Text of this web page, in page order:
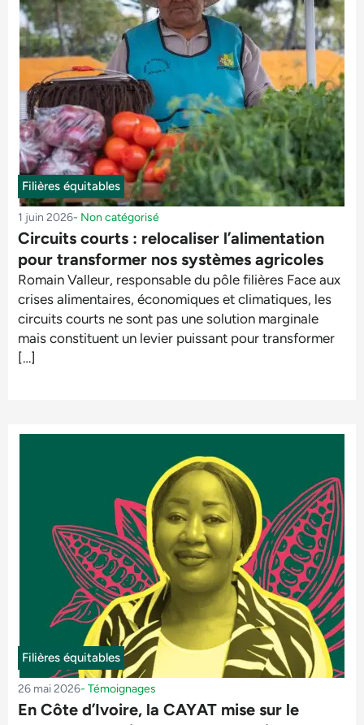
Filières équitables
1 juin 2026- Non catégorisé
Circuits courts : relocaliser l’alimentation
pour transformer nos systèmes agricoles
Romain Valleur, responsable du pôle filières Face aux
crises alimentaires, économiques et climatiques, les
circuits courts ne sont pas une solution marginale
mais constituent un levier puissant pour transformer
[…]
Filières équitables
26 mai 2026- Témoignages
En Côte d’Ivoire, la CAYAT mise sur le